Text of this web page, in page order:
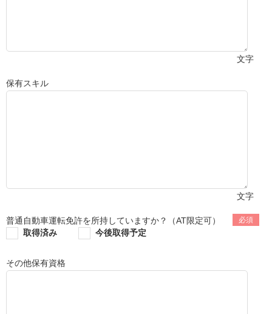
文字
保有スキル
文字
普通自動車運転免許を所持していますか？（AT限定可）
取得済み
今後取得予定
その他保有資格